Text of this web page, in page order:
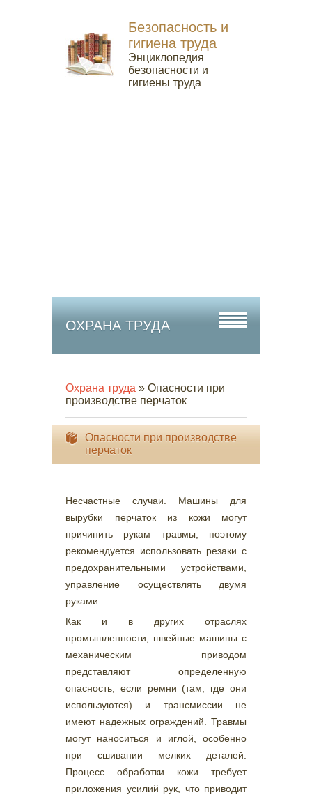
Безопасность и
гигиена труда
Энциклопедия
безопасности и
гигиены труда
ОХРАНА ТРУДА
Охрана труда » Опасности при
производстве перчаток
Опасности при производстве
перчаток
Несчастные случаи. Машины для
вырубки перчаток из кожи могут
причинить рукам травмы, поэтому
рекомендуется использовать резаки с
предохранительными устройствами,
управление осуществлять двумя
руками.
Как и в других отраслях
промышленности, швейные машины с
механическим приводом
представляют определенную
опасность, если ремни (там, где они
используются) и трансмиссии не
имеют надежных ограждений. Травмы
могут наноситься и иглой, особенно
при сшивании мелких деталей.
Процесс обработки кожи требует
приложения усилий рук, что приводит